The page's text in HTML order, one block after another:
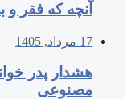
آنچه که فقر
17 مرداد, 1405
هشدار پدر
مصنوعی